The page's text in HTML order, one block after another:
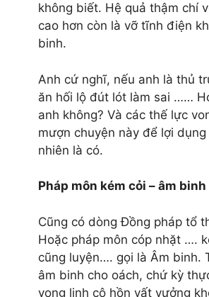
không biết. Hệ quả thậm chí
cao hơn còn là vỡ tĩnh điện
binh.
Anh cứ nghĩ, nếu anh là thủ
ăn hối lộ đút lót làm sai ……
anh không? Và các thế lực
mượn chuyện này để lợi
nhiên là có.
Pháp môn kém cỏi – âm
Cũng có dòng Đồng pháp tổ
Hoặc pháp môn cóp nhặt ….
cũng luyện…. gọi là Âm binh.
âm binh cho oách, chứ kỳ
vong linh cô hồn vất vưởng